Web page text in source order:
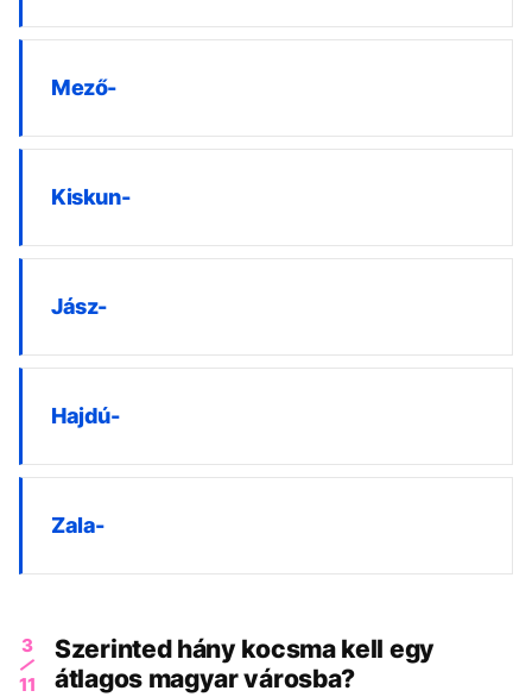
Mező-
Kiskun-
Jász-
Hajdú-
Zala-
3
11
Szerinted hány kocsma kell egy
átlagos magyar városba?